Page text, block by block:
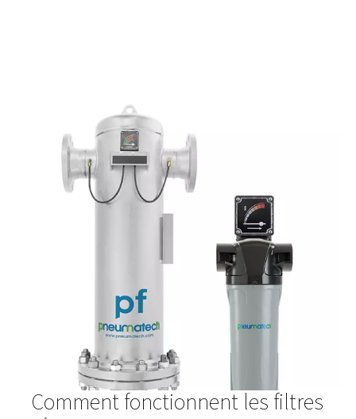
Filtres haute pression HP 100
Les filtres haute pression HP 100, conçus pour les
100 bar (1450 psi), sont dotés de corps en acier
durables et d'un système de filtration avancé pour une
exceptionnelle et des performances fiables. Idéales
les équipements et maintenir la qualité de l'air dans les